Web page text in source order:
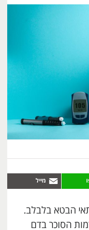
הבטא בלבלב.
הסוכר בדם